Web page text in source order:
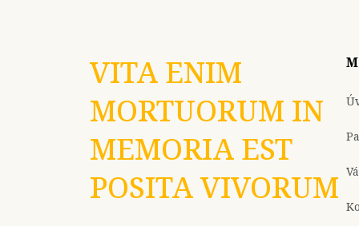
VITA ENIM
MORTUORUM IN
MEMORIA EST
POSITA VIVORUM